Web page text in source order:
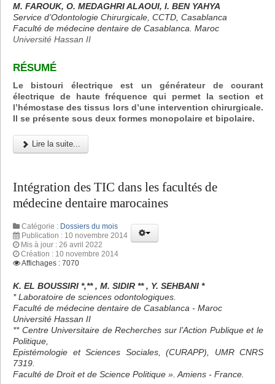
M. FAROUK, O. MEDAGHRI ALAOUI, I. BEN YAHYA
Service d’Odontologie Chirurgicale, CCTD, Casablanca
Faculté de médecine dentaire de Casablanca. Maroc
Université Hassan II
RÉSUMÉ
Le bistouri électrique est un générateur de courant
électrique de haute fréquence qui permet la section et
l’hémostase des tissus lors d’une intervention chirurgicale.
Il se présente sous deux formes monopolaire et bipolaire.
Lire la suite...
Intégration des TIC dans les facultés de
médecine dentaire marocaines
Catégorie : Dossiers du mois
Publication : 10 novembre 2014
Mis à jour : 26 avril 2022
Création : 10 novembre 2014
Affichages : 7070
K. EL BOUSSIRI *,** , M. SIDIR ** , Y. SEHBANI *
* Laboratoire de sciences odontologiques.
Faculté de médecine dentaire de Casablanca - Maroc
Université Hassan II
** Centre Universitaire de Recherches sur l’Action Publique et le
Politique,
Epistémologie et Sciences Sociales, (CURAPP), UMR CNRS
7319.
Faculté de Droit et de Science Politique ». Amiens - France.